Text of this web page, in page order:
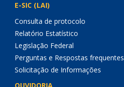
E-SIC (LAI)
Consulta de protocolo
Relatório Estatístico
Legislação Federal
Perguntas e Respostas frequentes
Solicitação de Informações